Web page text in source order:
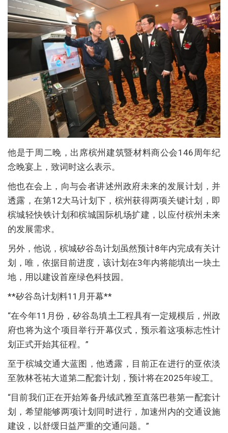
他是于周二晚，出席槟州建筑暨材料商公会146周年纪
念晚宴上，致词时这么表示。
他也在会上，向与会者讲述州政府未来的发展计划，并
透露，在第12大马计划下，槟州获得两项关键计划，即
槟城轻快铁计划和槟城国际机场扩建，以应付槟州未来
的发展需求。
另外，他说，槟城矽谷岛计划虽然预计8年内完成有关计
划，唯，依据目前进度，该计划在3年内将能填出一块土
地，用以建设首座绿色科技园。
**矽谷岛计划料11月开幕**
“在今年11月份，矽谷岛填土工程具有一定规模后，州政
府也将为这个项目举行开幕仪式，预示着这项标志性计
划正式开始其征程。”
至于槟城交通大蓝图，他透露，目前正在进行的亚依淡
至敦林苍祐大道第二配套计划，预计将在2025年竣工。
“目前我们正在开始筹备丹绒武雅至直落巴巷第一配套计
划，希望能够两项计划同时进行，加速州内的交通设施
建设，以舒缓日益严重的交通问题。”